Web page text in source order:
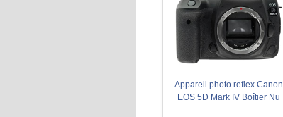
Appareil photo reflex Canon
EOS 5D Mark IV Boîtier Nu